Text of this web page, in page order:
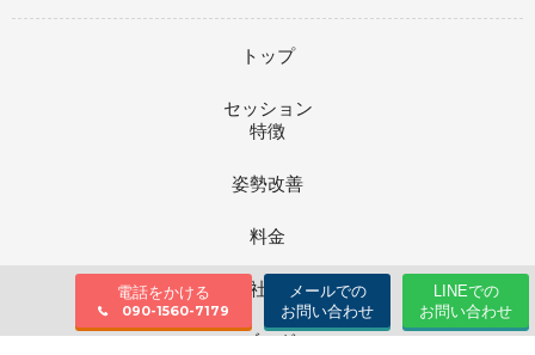
トップ
セッション
特徴
姿勢改善
料金
会社情報
ブログ
電話をかける
090-1560-7179
メールでの
お問い合わせ
LINEでの
お問い合わせ